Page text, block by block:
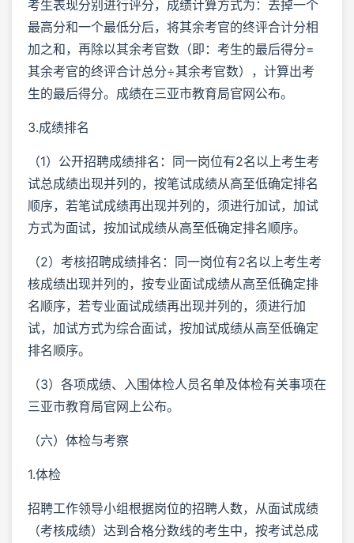
考生表现分别进行评分，成绩计算方式为：去掉一个
最高分和一个最低分后，将其余考官的终评合计分相
加之和，再除以其余考官数（即：考生的最后得分=
其余考官的终评合计总分÷其余考官数），计算出考
生的最后得分。成绩在三亚市教育局官网公布。
3.成绩排名
（1）公开招聘成绩排名：同一岗位有2名以上考生考
试总成绩出现并列的，按笔试成绩从高至低确定排名
顺序，若笔试成绩再出现并列的，须进行加试，加试
方式为面试，按加试成绩从高至低确定排名顺序。
（2）考核招聘成绩排名：同一岗位有2名以上考生考
核成绩出现并列的，按专业面试成绩从高至低确定排
名顺序，若专业面试成绩再出现并列的，须进行加
试，加试方式为综合面试，按加试成绩从高至低确定
排名顺序。
（3）各项成绩、入围体检人员名单及体检有关事项在
三亚市教育局官网上公布。
（六）体检与考察
1.体检
招聘工作领导小组根据岗位的招聘人数，从面试成绩
（考核成绩）达到合格分数线的考生中，按考试总成